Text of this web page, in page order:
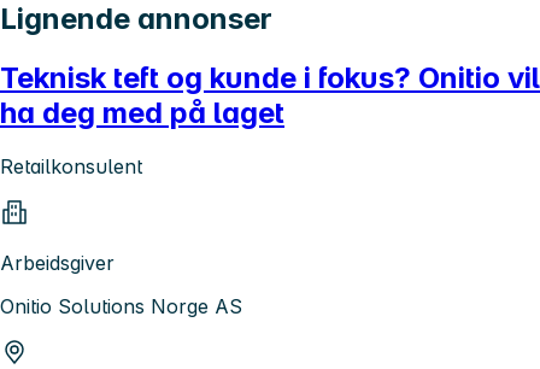
Lignende annonser
Teknisk teft og kunde i fokus? Onitio vil
ha deg med på laget
Retailkonsulent
Arbeidsgiver
Onitio Solutions Norge AS